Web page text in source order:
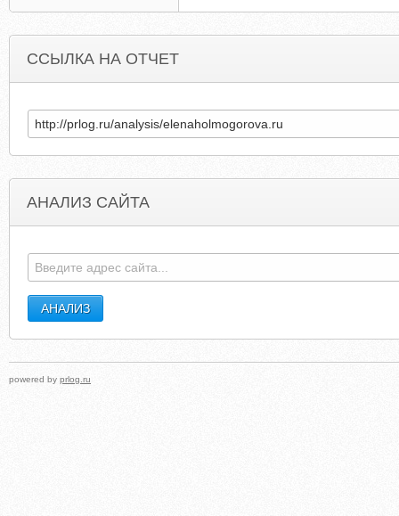
ССЫЛКА НА ОТЧЕТ
АНАЛИЗ САЙТА
powered by prlog.ru